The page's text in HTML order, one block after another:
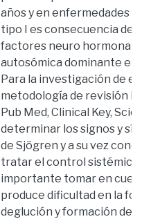
años y en enfermedades
tipo I es consecuencia de
factores neuro
autosómica dominante en
Para la investigación de
metodología de revisión
Pub Med, Clinical Key,
determinar los signos y
de Sjögren y a su vez
tratar el control sistémico
importante tomar en
produce dificultad en la
deglución y formación de